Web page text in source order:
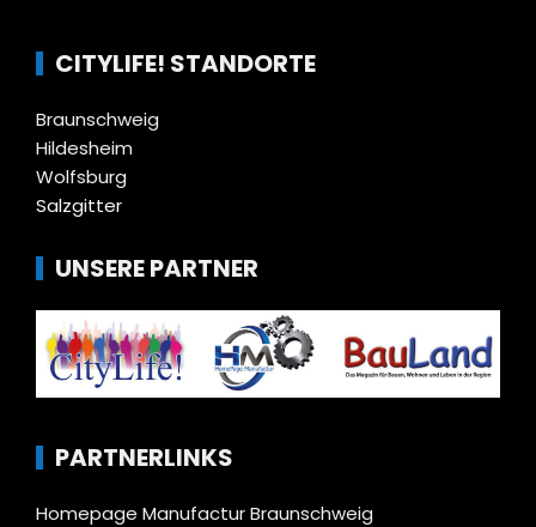
CITYLIFE! STANDORTE
Braunschweig
Hildesheim
Wolfsburg
Salzgitter
UNSERE PARTNER
PARTNERLINKS
Homepage Manufactur Braunschweig